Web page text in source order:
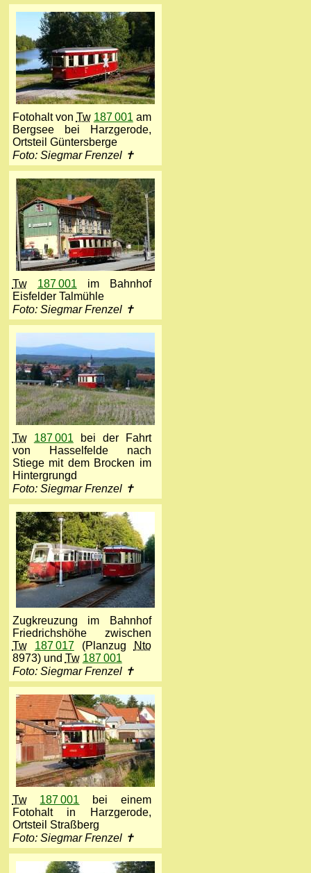
Fotohalt von Tw 187 001 am
Bergsee bei Harzgerode,
Ortsteil Güntersberge
Foto: Siegmar Frenzel ✝
Tw 187 001 im Bahnhof
Eisfelder Talmühle
Foto: Siegmar Frenzel ✝
Tw 187 001 bei der Fahrt
von Hasselfelde nach
Stiege mit dem Brocken im
Hintergrungd
Foto: Siegmar Frenzel ✝
Zugkreuzung im Bahnhof
Friedrichshöhe zwischen
Tw
187 017(Planzug
Nto
8973) und Tw 187 001
Foto: Siegmar Frenzel ✝
Tw 187 001 bei einem
Fotohalt in Harzgerode,
Ortsteil Straßberg
Foto: Siegmar Frenzel ✝